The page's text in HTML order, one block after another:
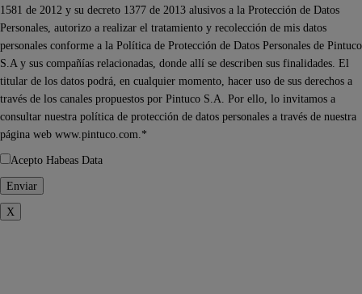
1581 de 2012 y su decreto 1377 de 2013 alusivos a la Protección de Datos
Personales, autorizo a realizar el tratamiento y recolección de mis datos
personales conforme a la Política de Protección de Datos Personales de Pintuco
S.A y sus compañías relacionadas, donde allí se describen sus finalidades. El
titular de los datos podrá, en cualquier momento, hacer uso de sus derechos a
través de los canales propuestos por Pintuco S.A. Por ello, lo invitamos a
consultar nuestra política de protección de datos personales a través de nuestra
página web www.pintuco.com.*
Acepto Habeas Data
X